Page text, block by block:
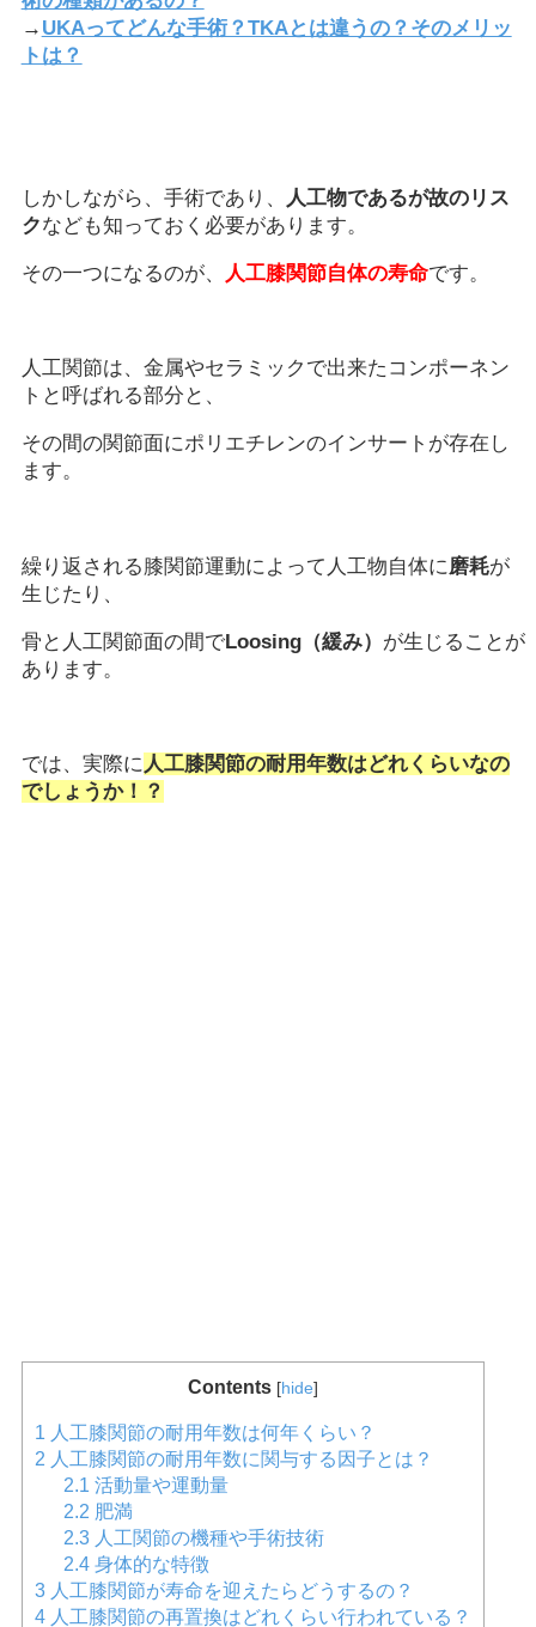
→ UKAってどんな手術？TKAとは違うの？そのメリッ
トは？
しかしながら、手術であり、
人工物であるが故のリス
クなども知っておく必要があります。
その一つになるのが、 人工膝関節自体の寿命です。
人工関節は、金属やセラミックで出来たコンポーネン
トと呼ばれる部分と、
その間の関節面にポリエチレンのインサートが存在し
ます。
繰り返される膝関節運動によって人工物自体に磨耗が
生じたり、
骨と人工関節面の間でLoosing（緩み） が生じることが
あります。
では、実際に人工膝関節の耐用年数はどれくらいなの
でしょうか！？
Contents [hide]
1 人工膝関節の耐用年数は何年くらい？
2 人工膝関節の耐用年数に関与する因子とは？
2.1 活動量や運動量
2.2 肥満
2.3人工関節の機種や手術技術
2.4身体的な特徴
3人工膝関節が寿命を迎えたらどうするの？
4人工膝関節の再置換はどれくらい行われている？